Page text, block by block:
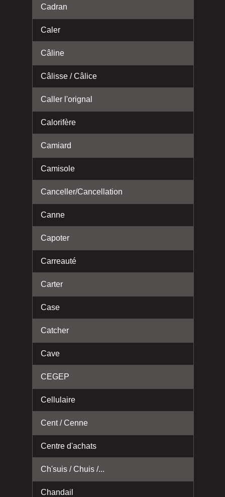
Cadran
Caler
Câline
Câlisse / Câlice
Caller l'orignal
Calorifère
Camiard
Camisole
Canceller/Cancellation
Canne
Capoter
Carreauté
Carter
Case
Catcher
Cave
CEGEP
Cellulaire
Cent / Cenne
Centre d'achats
Ch'suis / Chuis /...
Chandail